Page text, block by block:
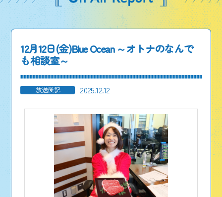
12月12日(金)Blue Ocean ～オトナのなんで
も相談室～
放送後記 2025.12.12